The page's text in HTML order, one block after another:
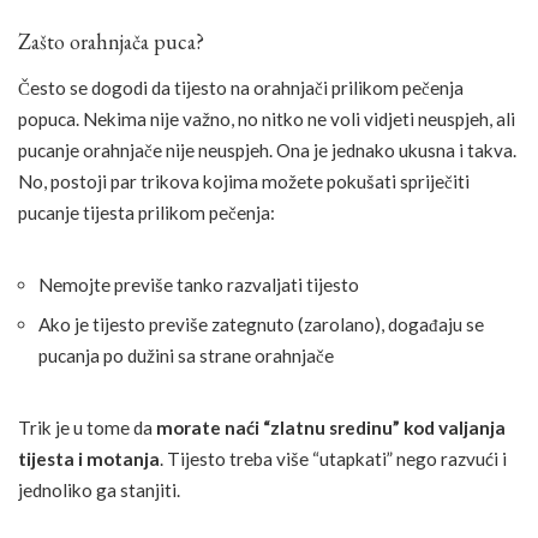
Zašto orahnjača puca?
Često se dogodi da tijesto na orahnjači prilikom pečenja
popuca. Nekima nije važno, no nitko ne voli vidjeti neuspjeh, ali
pucanje orahnjače nije neuspjeh. Ona je jednako ukusna i takva.
No, postoji par trikova kojima možete pokušati spriječiti
pucanje tijesta prilikom pečenja:
Nemojte previše tanko razvaljati tijesto
Ako je tijesto previše zategnuto (zarolano), događaju se
pucanja po dužini sa strane orahnjače
Trik je u tome da morate naći “zlatnu sredinu” kod valjanja
tijesta i motanja. Tijesto treba više “utapkati” nego razvući i
jednoliko ga stanjiti.